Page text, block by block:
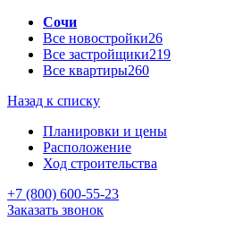
Сочи
Все новостройки26
Все застройщики219
Все квартиры260
Назад к списку
Планировки и цены
Расположение
Ход строительства
+7 (800) 600-55-23
Заказать звонок